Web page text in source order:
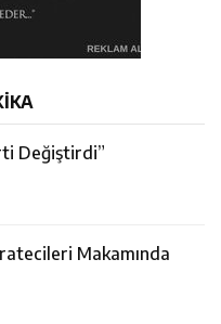
Değiştirdi”
Makamında